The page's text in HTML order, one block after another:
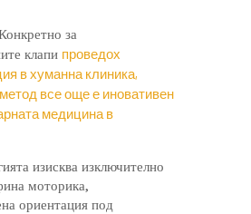
за
клапи проведох
в хуманна клиника,
все още е иновативен
медицина в
изисква изключително
моторика,
ориентация под